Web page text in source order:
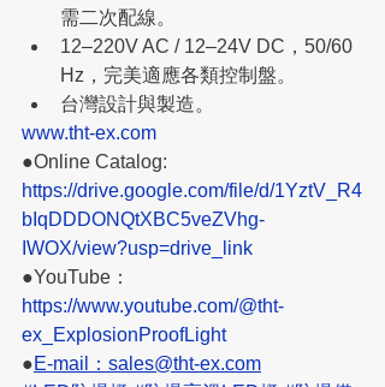
需二次配線。
12–220V AC / 12–24V DC，50/60
Hz，完美適應各類控制盤。
台灣設計與製造。
www.tht-ex.com
●Online Catalog:
https://drive.google.com/file/d/1YztV_R4
bIqDDDONQtXBC5veZVhg-
IWOX/view?usp=drive_link
●YouTube：
https://www.youtube.com/@tht-
ex_ExplosionProofLight
●E-mail：sales@tht-ex.com